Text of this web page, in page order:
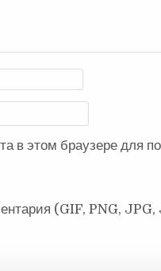
в этом браузере для
(GIF, PNG, JPG,